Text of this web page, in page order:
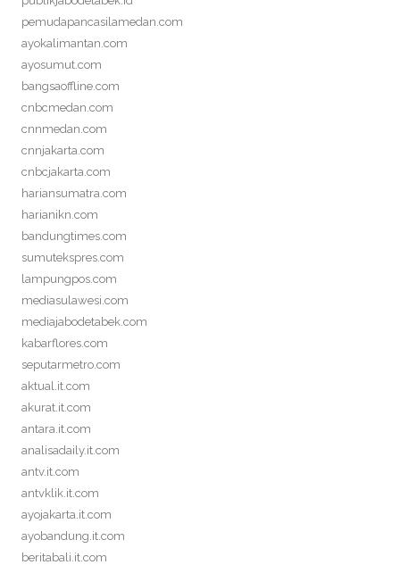
pemudapancasilamedan.com
ayokalimantan.com
ayosumut.com
bangsaoffline.com
cnbcmedan.com
cnnmedan.com
cnnjakarta.com
cnbcjakarta.com
hariansumatra.com
harianikn.com
bandungtimes.com
sumutekspres.com
lampungpos.com
mediasulawesi.com
mediajabodetabek.com
kabarflores.com
seputarmetro.com
aktual.it.com
akurat.it.com
antara.it.com
analisadaily.it.com
antv.it.com
antvklik.it.com
ayojakarta.it.com
ayobandung.it.com
beritabali.it.com